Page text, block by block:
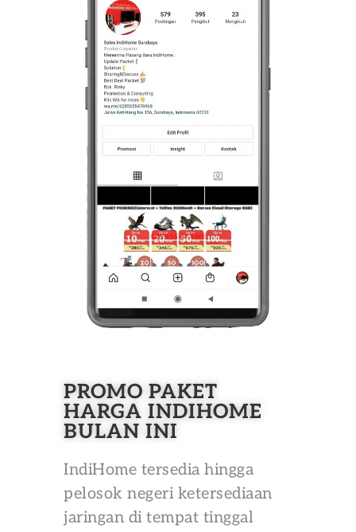
PROMO PAKET
HARGA INDIHOME
BULAN INI
IndiHome tersedia hingga
pelosok negeri ketersediaan
jaringan di tempat tinggal